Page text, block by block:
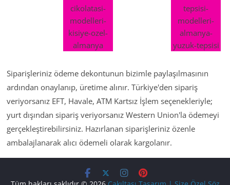
Siparişleriniz ödeme dekontunun bizimle paylaşılmasının
ardından onaylanıp, üretime alınır. Türkiye'den sipariş
veriyorsanız EFT, Havale, ATM Kartsız İşlem seçenekleriyle;
yurt dışından sipariş veriyorsanız Western Union'la ödemeyi
gerçekleştirebilirsiniz. Hazırlanan siparişleriniz özenle
ambalajlanarak alıcı ödemeli olarak kargolanır.